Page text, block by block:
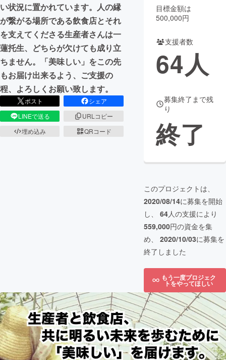
CAMPFIREふるさと納税machi-ya コミュニティ
い状況に置かれています。人の縁
が繋がる場所である飲食店とそれ
を支えてくださる生産者さんは一
蓮托生、どちらが欠けても成り立
ちません。「美味しい」をこの先
もお届け出来るよう、ご支援の
程、よろしくお願い致します。
ポスト
シェア
LINEで送る
URLコピー
埋め込み
QRコード
目標金額は
500,000円
支援者数
64人
募集終了まで残
り
終了
このプロジェクトは、
2020/08/14に募集を開始
し、 64人の支援により
559,000円の資金を集
め、 2020/10/03に募集を
終了しました
もう一度プロジェク
トをやってほしい